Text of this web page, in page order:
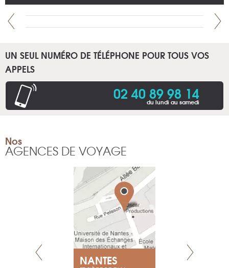
UN SEUL NUMÉRO DE TÉLÉPHONE POUR TOUS VOS
APPELS
02 40 89 98 14
du lundi au samedi
Nos
AGENCES DE VOYAGE
NANTES